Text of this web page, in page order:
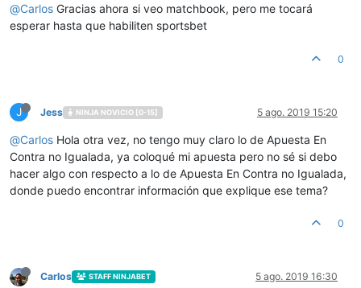
@Carlos Gracias ahora si veo matchbook, pero me tocará
esperar hasta que habiliten sportsbet
0
J Jess NINJA NOVICIO [0-15] 5 ago. 2019 15:20
@Carlos Hola otra vez, no tengo muy claro lo de Apuesta En
Contra no Igualada, ya coloqué mi apuesta pero no sé si debo
hacer algo con respecto a lo de Apuesta En Contra no Igualada,
donde puedo encontrar información que explique ese tema?
0
Carlos STAFF NINJABET 5 ago. 2019 16:30